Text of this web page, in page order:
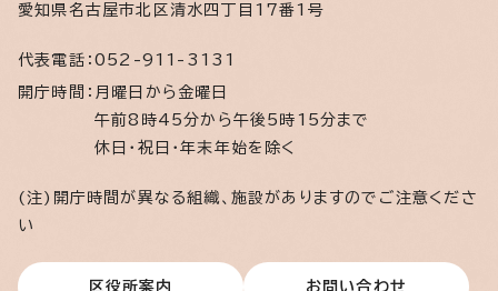
愛知県名古屋市北区清水四丁目17番1号
代表電話： 052-911-3131
開庁時間： 月曜日から金曜日
午前8時45分から午後5時15分まで
休日・祝日・年末年始を除く
(注)開庁時間が異なる組織、施設がありますのでご注意くださ
い
区役所案内 お問い合わせ